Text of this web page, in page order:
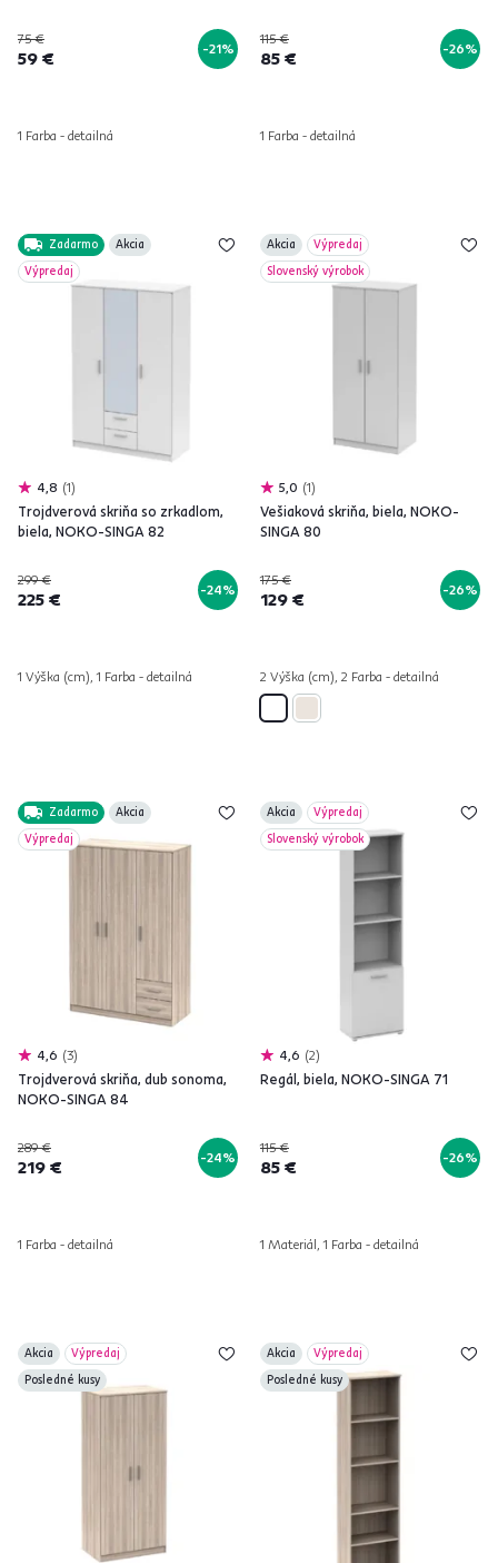
75 €
59 € -21%
1 Farba - detailná
115 €
85 € -26%
1 Farba - detailná
Zadarmo
Akcia
Výpredaj
4,8 1
Trojdverová skriňa so zrkadlom,
biela, NOKO-SINGA 82
299 €
225 € -24%
1 Výška (cm), 1 Farba - detailná
Akcia
Výpredaj
Slovenský výrobok
5,0 1
Vešiaková skriňa, biela, NOKO-
SINGA 80
175 €
129 € -26%
2 Výška (cm), 2 Farba - detailná
Zadarmo
Akcia
Výpredaj
4,6 3
Trojdverová skriňa, dub sonoma,
NOKO-SINGA 84
289 €
219 € -24%
1 Farba - detailná
Akcia
Výpredaj
Slovenský výrobok
4,6 2
Regál, biela, NOKO-SINGA 71
115 €
85 € -26%
1 Materiál, 1 Farba - detailná
Akcia
Výpredaj
Posledné kusy
Akcia
Výpredaj
Posledné kusy